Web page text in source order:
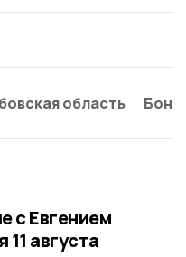
область
с Евгением
августа